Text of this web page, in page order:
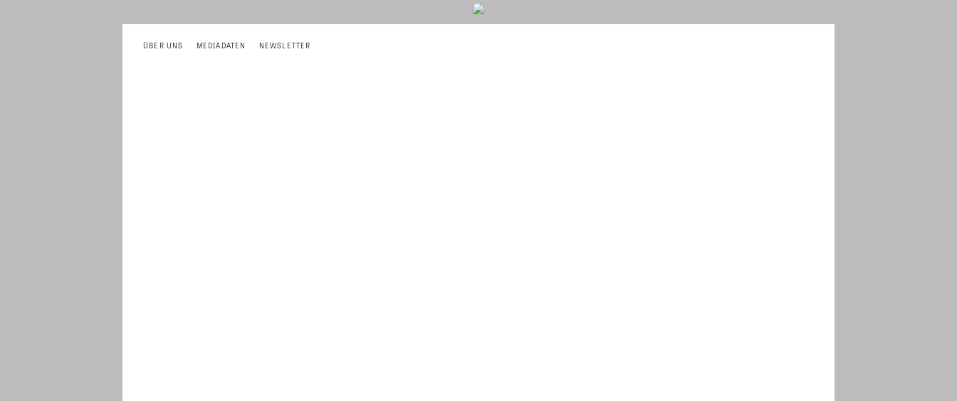
ÜBER UNS MEDIADATEN NEWSLETTER